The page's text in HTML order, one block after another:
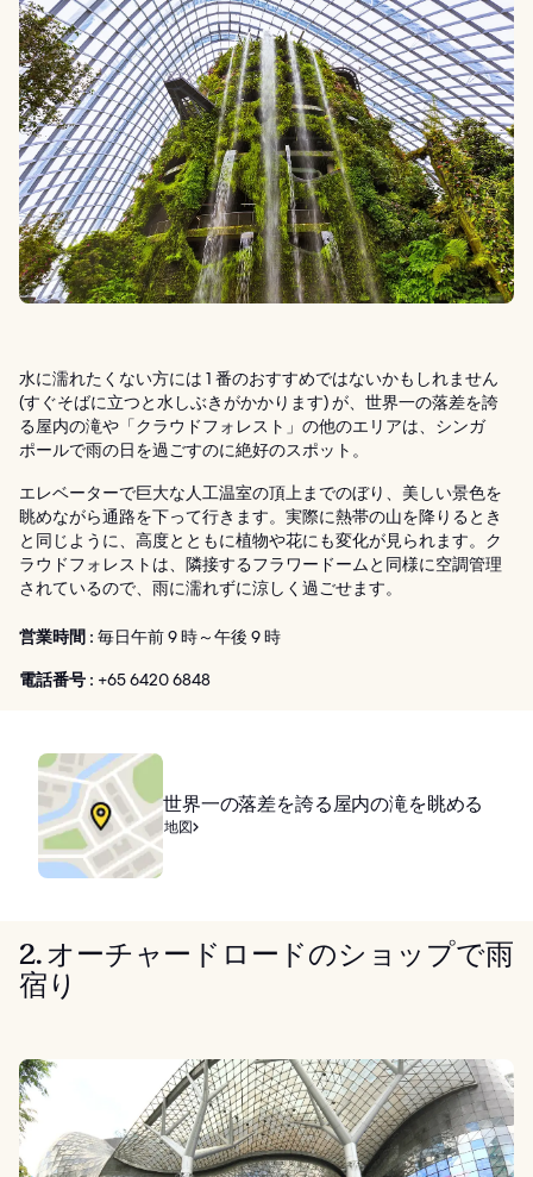
水に濡れたくない方には 1 番のおすすめではないかもしれません
(すぐそばに立つと水しぶきがかかります) が、世界一の落差を誇
る屋内の滝や「クラウドフォレスト」の他のエリアは、シンガ
ポールで雨の日を過ごすのに絶好のスポット。
エレベーターで巨大な人工温室の頂上までのぼり、美しい景色を
眺めながら通路を下って行きます。実際に熱帯の山を降りるとき
と同じように、高度とともに植物や花にも変化が見られます。ク
ラウドフォレストは、隣接するフラワードームと同様に空調管理
されているので、雨に濡れずに涼しく過ごせます。
営業時間 : 毎日午前 9 時～午後 9 時
電話番号 : +65 6420 6848
世界一の落差を誇る屋内の滝を眺める
地図
2. オーチャードロードのショップで雨
宿り